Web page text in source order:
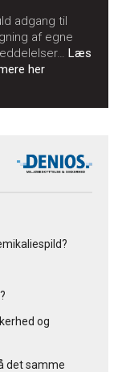
adgang til
af egne
Læs
her
og
det samme